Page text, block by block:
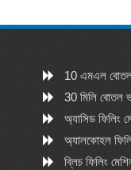
10 এমএল বোতল
30 মিলি বোতল
অ্যাসিড ফিলিং
অ্যালকোহল
ব্লিচ ফিলিং